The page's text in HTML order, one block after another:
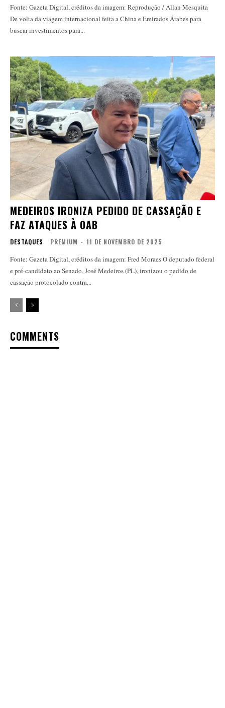
Fonte: Gazeta Digital, créditos da imagem: Reprodução / Allan Mesquita
De volta da viagem internacional feita a China e Emirados Árabes para
buscar investimentos para...
MEDEIROS IRONIZA PEDIDO DE CASSAÇÃO E
FAZ ATAQUES À OAB
DESTAQUES PREMIUM - 11 DE NOVEMBRO DE 2025
Fonte: Gazeta Digital, créditos da imagem: Fred Moraes O deputado federal
e pré-candidato ao Senado, José Medeiros (PL), ironizou o pedido de
cassação protocolado contra...
COMMENTS